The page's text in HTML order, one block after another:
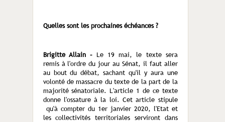
Quelles sont les prochaines échéances ?
Brigitte Allain –Le 19 mai, le texte sera
remis à l'ordre du jour au Sénat, il faut aller
au bout du débat, sachant qu'il y aura une
volonté de massacre du texte de la part de la
majorité sénatoriale. L'article 1 de ce texte
donne l'ossature à la loi. Cet article stipule
qu'à compter du 1er janvier 2020, l'Etat et
les collectivités territoriales serviront dans